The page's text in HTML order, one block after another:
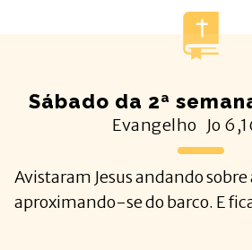
Sábado da 2ª
Evangelho Jo
Avistaram Jesus andando sobre
aproximando-se do barco. E